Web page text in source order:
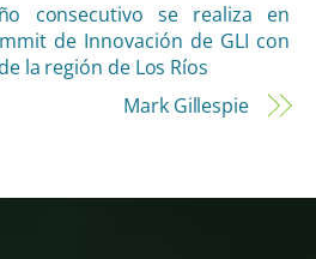
consecutivo se realiza en
de Innovación de GLI con
la región de Los Ríos
Mark Gillespie